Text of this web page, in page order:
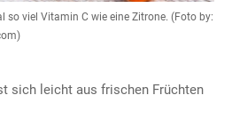
so viel Vitamin C wie eine Zitrone. (Foto by:
sich leicht aus frischen Früchten